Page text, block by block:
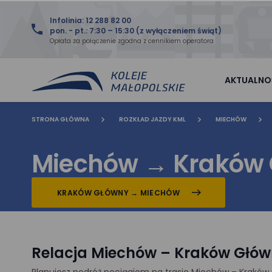
Infolinia: 12 288 82 00
pon. - pt.: 7:30 – 15:30 (z wyłączeniem świąt)
Opłata za połączenie zgodna z cennikiem operatora
STRONA GŁÓWNA ROZKŁAD JAZDY KML MIECHÓW
Miechów → Kraków
KRAKÓW GŁÓWNY → MIECHÓW
Relacja Miechów – Kraków